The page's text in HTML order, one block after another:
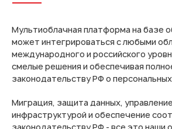
Мультиоблачная платформа на базе
может интегрироваться с любыми
международного и российского
смелые решения и обеспечивая
законодательству РФ о
Миграция, защита данных,
инфраструктурой и обеспечение